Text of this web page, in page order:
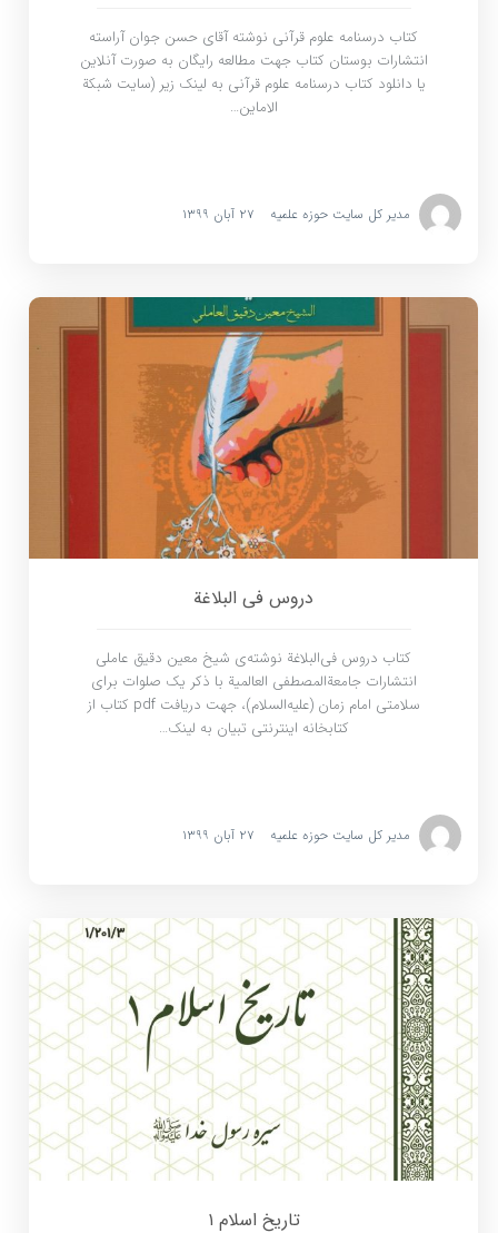
کتاب درسنامه علوم قرآنی نوشته آقای حسن جوان آراسته
انتشارات بوستان کتاب جهت مطالعه رایگان به صورت آنلاین
یا دانلود کتاب درسنامه علوم قرآنی به لینک زیر (سایت شبکة
الاماین…
مدیر کل سایت حوزه علمیه
دروس فی البلاغة
کتاب دروس فی‌البلاغة نوشته‌ی شیخ معین دقیق عاملی
انتشارات جامعةالمصطفی العالمیة با ذکر یک صلوات برای
سلامتی امام زمان (علیه‌السلام)، جهت دریافت pdf کتاب از
کتابخانه اینترنتی تبیان به لینک…
مدیر کل سایت حوزه علمیه
تاریخ اسلام ۱